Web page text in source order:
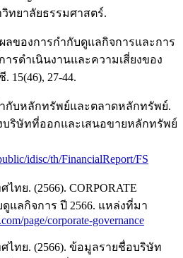
ทยาลัยธรรมศาสตร์.
ผลของการกำกับดูแลกิจการและการ
รดำเนินงานและความเสี่ยงของ
27-44.
กับหลักทรัพย์และตลาดหลักทรัพย์.
งบริษัทที่ออกและเสนอขายหลักทรัพย์
idisc/th/FinancialReport/FS
ทย. (2566). CORPORATE
แลกิจการ ปี 2566. แหล่งที่มา
page/corporate-governance
ไทย. (2566). ข้อมูลรายชื่อบริษัท